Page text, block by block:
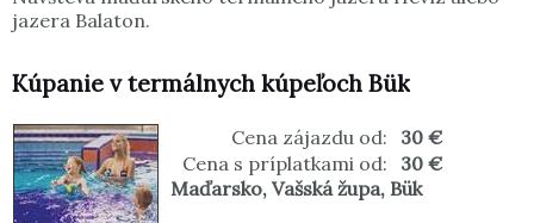
jazera Balaton.
Kúpanie v termálnych kúpeľoch Bük
Cena zájazdu od:
30 €
Cena s príplatkami od:
30 €
Maďarsko, Vašská župa, Bük